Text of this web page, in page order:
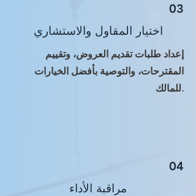
03
اختيار المقاول والاستشاري
إعداد طلبات تقديم العروض، وتقييم
المقترحات، والتوصية بأفضل الخيارات
للمالك.
04
مراقبة الأداء